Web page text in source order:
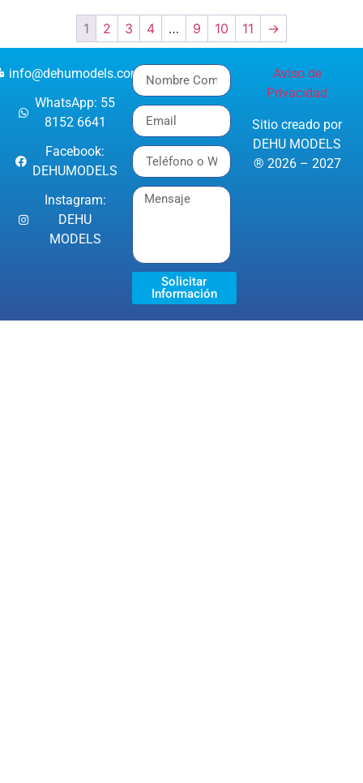
1 2 3 4 … 9 10 11 →
info@dehumodels.com
WhatsApp: 55
8152 6641
Facebook:
DEHUMODELS
Instagram:
DEHU
MODELS
Solicitar
Información
Aviso de
Privacidad
Sitio creado por
DEHU MODELS
® 2026 – 2027